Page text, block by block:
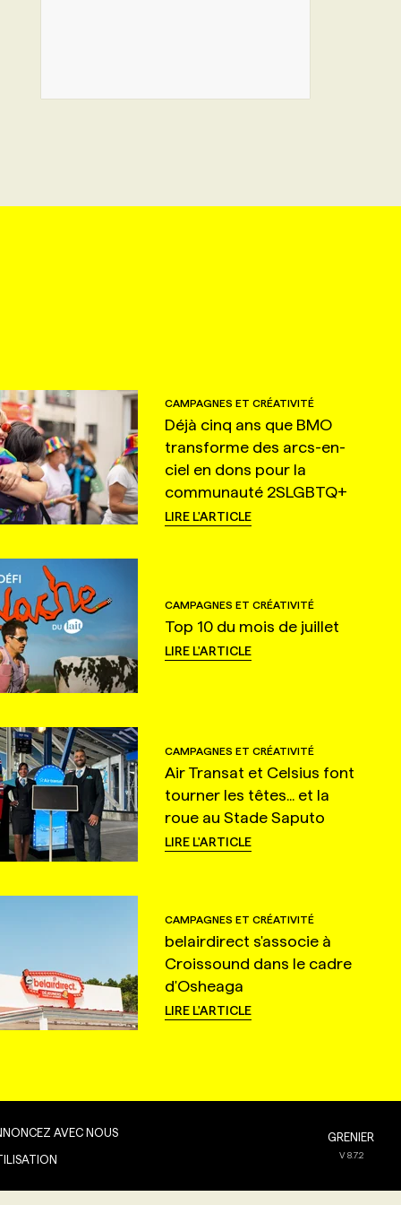
CAMPAGNES ET CRÉATIVITÉ
Déjà cinq ans que BMO
transforme des arcs-en-
ciel en dons pour la
communauté 2SLGBTQ+
LIRE L'ARTICLE
CAMPAGNES ET CRÉATIVITÉ
Top 10 du mois de juillet
LIRE L'ARTICLE
CAMPAGNES ET CRÉATIVITÉ
Air Transat et Celsius font
tourner les têtes... et la
roue au Stade Saputo
LIRE L'ARTICLE
CAMPAGNES ET CRÉATIVITÉ
belairdirect s'associe à
Croissound dans le cadre
d'Osheaga
LIRE L'ARTICLE
AVEC NOUS GRENIER
V8.7.2